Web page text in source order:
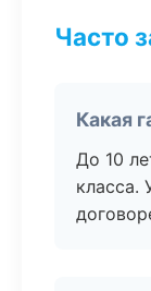
Часто
Какая
До 10
класса.